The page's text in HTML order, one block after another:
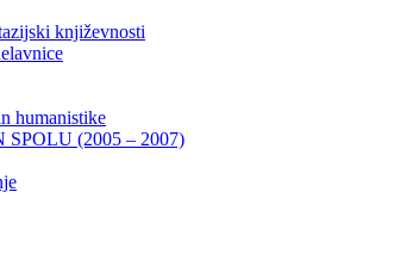
književnosti
humanistike
(2005 – 2007)